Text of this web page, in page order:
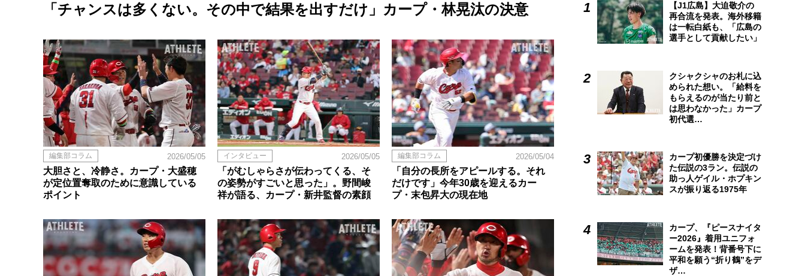
「チャンスは多くない。その中で結果を出すだけ」カープ・林晃汰の決意
編集部コラム 2026/05/05
大胆さと、冷静さ。カープ・大盛穂
が定位置奪取のために意識している
ポイント
インタビュー 2026/05/05
「がむしゃらさが伝わってくる、そ
の姿勢がすごいと思った」。野間峻
祥が語る、カープ・新井監督の素顔
編集部コラム 2026/05/04
「自分の長所をアピールする。それ
だけです」今年30歳を迎えるカー
プ・末包昇大の現在地
【J1広島】大迫敬介の
再合流を発表。海外移籍
は一転白紙も、「広島の
選手として貢献したい」
クシャクシャのお札に込
められた想い。「給料を
もらえるのが当たり前と
は思わなかった」カープ
初代選…
カープ初優勝を決定づけ
た伝説の3ラン。伝説の
助っ人ゲイル・ホプキン
スが振り返る1975年
カープ、『ピースナイタ
ー2026』着用ユニフォ
ームを発表！背番号下に
平和を願う“折り鶴”をデ
ザ…